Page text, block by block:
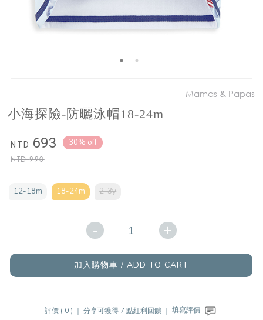
Mamas & Papas
小海探險-防曬泳帽18-24m
NTD 693
NTD990
30% off
12-18m 18-24m 2-3y
- +
加入購物車 / ADD TO CART
評價 ( 0 ) ｜ 分享可獲得 7 點紅利回饋 ｜ 填寫評價